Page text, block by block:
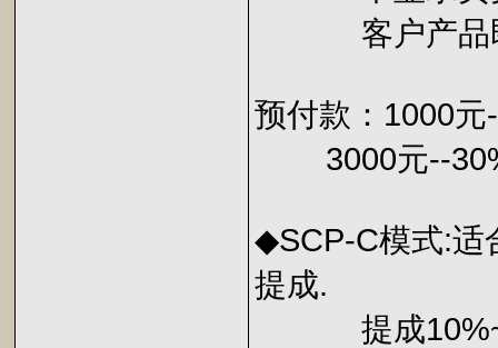
客户产品即
预付款：1000
3000元--30%
◆SCP-C模式:适
提成.
提成